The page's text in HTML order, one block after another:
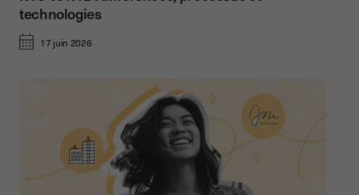
technologies
17 juin 2026